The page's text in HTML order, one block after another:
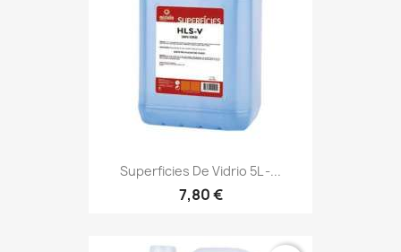
Superficies De Vidrio 5L -...
7,80 €